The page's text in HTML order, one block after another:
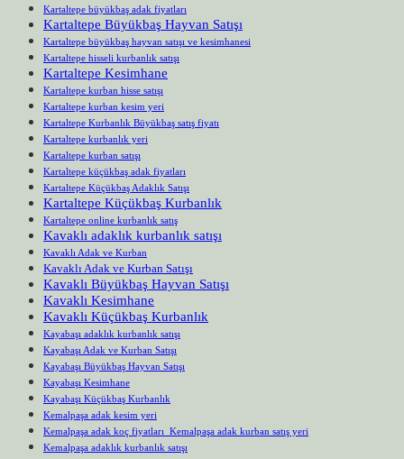
Kartaltepe büyükbaş adak fiyatları
Kartaltepe Büyükbaş Hayvan Satışı
Kartaltepe büyükbaş hayvan satışı ve kesimhanesi
Kartaltepe hisseli kurbanlık satışı
Kartaltepe Kesimhane
Kartaltepe kurban hisse satışı
Kartaltepe kurban kesim yeri
Kartaltepe Kurbanlık Büyükbaş satış fiyatı
Kartaltepe kurbanlık yeri
Kartaltepe kurban satışı
Kartaltepe küçükbaş adak fiyatları
Kartaltepe Küçükbaş Adaklık Satışı
Kartaltepe Küçükbaş Kurbanlık
Kartaltepe online kurbanlık satış
Kavaklı adaklık kurbanlık satışı
Kavaklı Adak ve Kurban
Kavaklı Adak ve Kurban Satışı
Kavaklı Büyükbaş Hayvan Satışı
Kavaklı Kesimhane
Kavaklı Küçükbaş Kurbanlık
Kayabaşı adaklık kurbanlık satışı
Kayabaşı Adak ve Kurban Satışı
Kayabaşı Büyükbaş Hayvan Satışı
Kayabaşı Kesimhane
Kayabaşı Küçükbaş Kurbanlık
Kemalpaşa adak kesim yeri
Kemalpaşa adak koç fiyatları Kemalpaşa adak kurban satış yeri
Kemalpaşa adaklık kurbanlık satışı